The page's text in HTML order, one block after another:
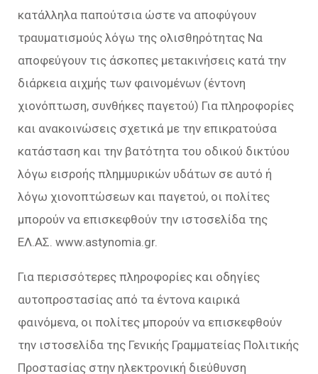
κατάλληλα παπούτσια ώστε να αποφύγουν
τραυματισμούς λόγω της ολισθηρότητας Να
αποφεύγουν τις άσκοπες μετακινήσεις κατά την
διάρκεια αιχμής των φαινομένων (έντονη
χιονόπτωση, συνθήκες παγετού) Για πληροφορίες
και ανακοινώσεις σχετικά με την επικρατούσα
κατάσταση και την βατότητα του οδικού δικτύου
λόγω εισροής πλημμυρικών υδάτων σε αυτό ή
λόγω χιονοπτώσεων και παγετού, οι πολίτες
μπορούν να επισκεφθούν την ιστοσελίδα της
ΕΛ.ΑΣ. www.astynomia.gr.
Για περισσότερες πληροφορίες και οδηγίες
αυτοπροστασίας από τα έντονα καιρικά
φαινόμενα, οι πολίτες μπορούν να επισκεφθούν
την ιστοσελίδα της Γενικής Γραμματείας Πολιτικής
Προστασίας στην ηλεκτρονική διεύθυνση